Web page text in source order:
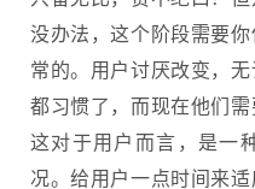
没办法，这个阶段需要
常的。用户讨厌改变，
都习惯了，而现在他们需
这对于用户而言，是一
况。给用户一点时间来